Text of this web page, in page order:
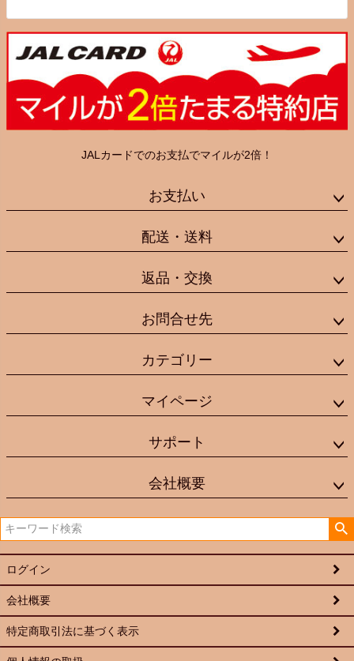
JALカードでのお支払でマイルが2倍！
お支払い
配送・送料
返品・交換
お問合せ先
カテゴリー
マイページ
サポート
会社概要
ログイン
会社概要
特定商取引法に基づく表示